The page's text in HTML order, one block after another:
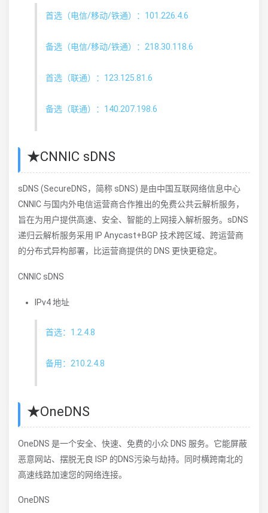
首选（电信/移动/铁通）：101.226.4.6
备选（电信/移动/铁通）：218.30.118.6
首选（联通）：123.125.81.6
备选（联通）：140.207.198.6
★CNNIC sDNS
sDNS (SecureDNS，简称 sDNS) 是由中国互联网络信息中心
CNNIC 与国内外电信运营商合作推出的免费公共云解析服务，
旨在为用户提供高速、安全、智能的上网接入解析服务。sDNS
递归云解析服务采用 IP Anycast+BGP 技术跨区域、跨运营商
的分布式异构部署，比运营商提供的 DNS 更快更稳定。
CNNIC sDNS
IPv4 地址
首选：1.2.4.8
备用：210.2.4.8
★OneDNS
OneDNS 是一个安全、快速、免费的小众 DNS 服务。它能屏蔽
恶意网站、摆脱无良 ISP 的DNS污染与劫持。同时横跨南北的
高速线路加速您的网络连接。
OneDNS